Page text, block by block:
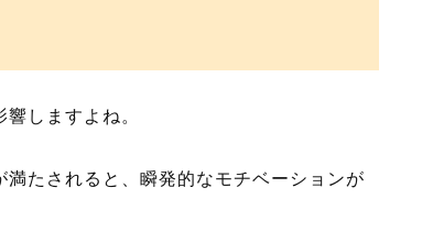
しますよね。
満たされると、瞬発的なモチベーションが